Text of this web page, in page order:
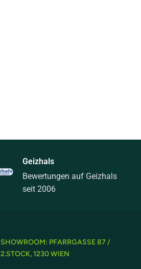
Geizhals
Bewertungen auf Geizhals
seit 2006
SHOWROOM: PFARRGASSE 87 /
2.STOCK, 1230 WIEN